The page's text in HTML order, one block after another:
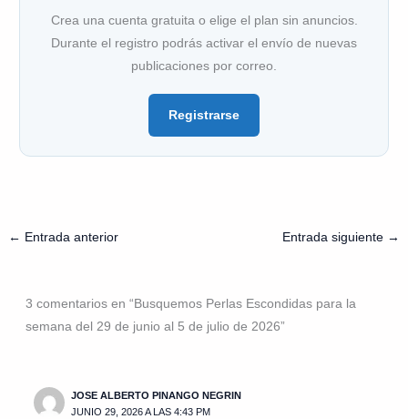
Crea una cuenta gratuita o elige el plan sin anuncios.
Durante el registro podrás activar el envío de nuevas
publicaciones por correo.
Registrarse
← Entrada anterior Entrada siguiente →
3 comentarios en “Busquemos Perlas Escondidas para la
semana del 29 de junio al 5 de julio de 2026”
JOSE ALBERTO PINANGO NEGRIN
JUNIO 29, 2026 A LAS 4:43 PM